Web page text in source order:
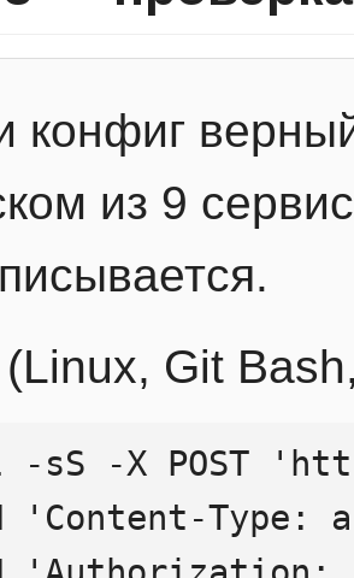
конфиг
из 9
(Linux, Git
-sS -X POST